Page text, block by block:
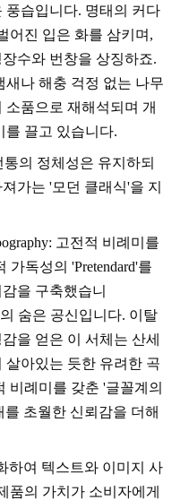
풍습입니다. 명태의 커다
어진 입은 화를 삼키며,
수와 번창을 상징하죠.
새나 해충 걱정 없는 나무
품으로 재해석되며 개
를 끌고 있습니다.
통의 정체성은 유지하되
가는 '모던 클래식'을 지
고전적 비례미를
가독성의 'Pretendard'를
을 구축했습니
숨은 공신입니다. 이탈
을 얻은 이 서체는 산세
살아있는 듯한 유려한 곡
비례미를 갖춘 '글꼴계의
초월한 신뢰감을 더해
하여 텍스트와 이미지 사
품의 가치가 소비자에게